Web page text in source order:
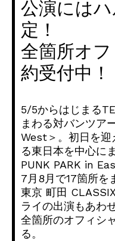
公演には
定！
全箇所オ
約受付中！
5/5からはじまる
まわる対バンツア
West＞。初日を迎
る東日本を中心に
PUNK PARK in
7月8月で17箇所を
東京 町田
ライの出演もあわ
全箇所のオフィシ
る。